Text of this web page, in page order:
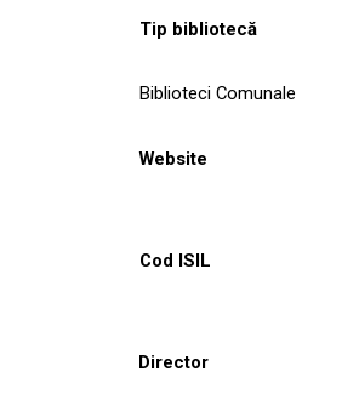
NOUTĂȚI
Tip bibliotecă
Biblioteci Comunale
Website
Cod ISIL
Director